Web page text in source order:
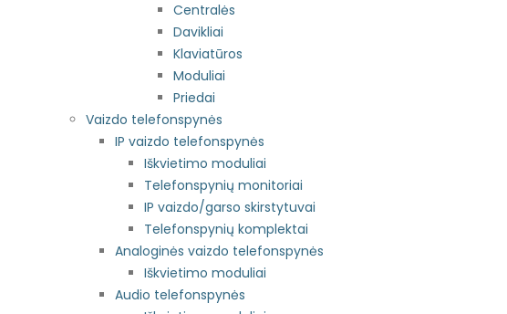
Centralės
Davikliai
Klaviatūros
Moduliai
Priedai
Vaizdo telefonspynės
IP vaizdo telefonspynės
Iškvietimo moduliai
Telefonspynių monitoriai
IP vaizdo/garso skirstytuvai
Telefonspynių komplektai
Analoginės vaizdo telefonspynės
Iškvietimo moduliai
Audio telefonspynės